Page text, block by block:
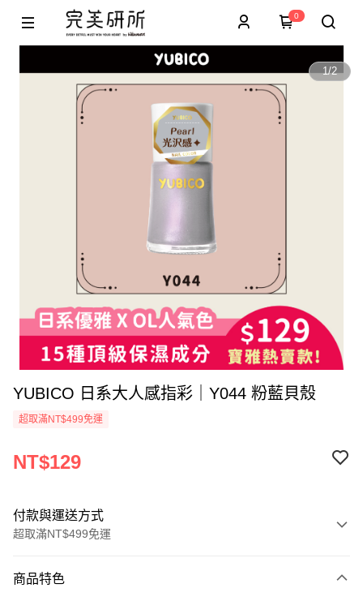
0
1/2
YUBICO 日系大人感指彩｜Y044 粉藍貝殼
超取滿NT$499免運
NT$129
付款與運送方式
超取滿NT$499免運
信用卡一次付款
商品特色